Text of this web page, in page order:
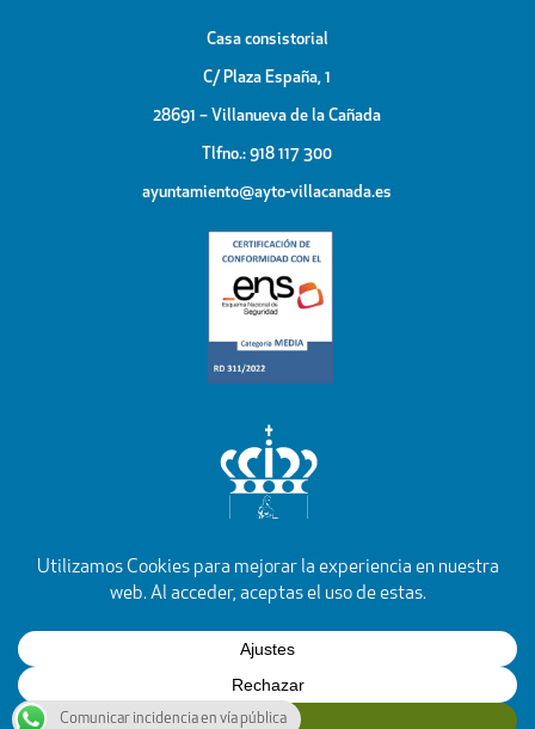
Casa consistorial
C/ Plaza España, 1
28691 – Villanueva de la Cañada
Tlfno.: 918 117 300
ayuntamiento@ayto-villacanada.es
YouTubeFacebookInstagram
Comunicar incidencia en vía pública